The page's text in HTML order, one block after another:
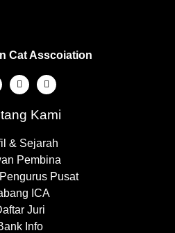
Cat Asscoiation
Kami
& Sejarah
Pembina
Pusat
ICA
Juri
Info